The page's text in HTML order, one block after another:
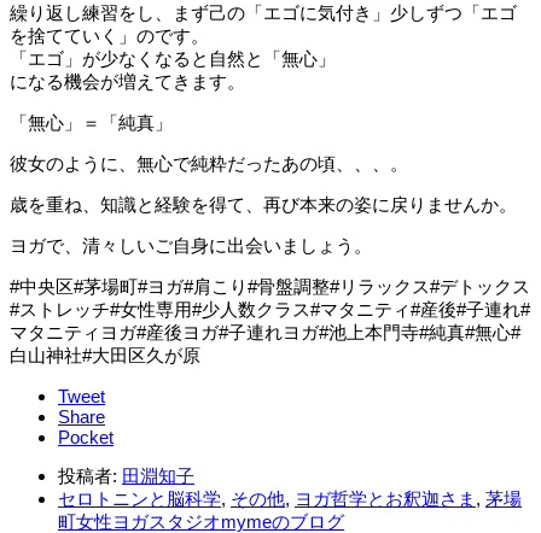
繰り返し練習をし、まず己の「エゴに気付き」少しずつ「エゴ
を捨てていく」のです。
「エゴ」が少なくなると自然と「無心」
になる機会が増えてきます。
「無心」＝「純真」
彼女のように、無心で純粋だったあの頃、、、。
歳を重ね、知識と経験を得て、再び本来の姿に戻りませんか。
ヨガで、清々しいご自身に出会いましょう。
#中央区#茅場町#ヨガ#肩こり#骨盤調整#リラックス#デトックス
#ストレッチ#女性専用#少人数クラス#マタニティ#産後#子連れ#
マタニティヨガ#産後ヨガ#子連れヨガ#池上本門寺#純真#無心#
白山神社#大田区久が原
Tweet
Share
Pocket
投稿者: 田淵知子
セロトニンと脳科学, その他, ヨガ哲学とお釈迦さま , 茅場
町女性ヨガスタジオmymeのブログ